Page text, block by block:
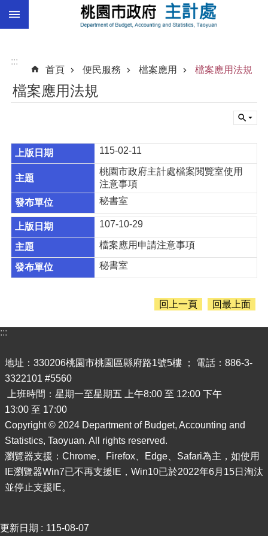
跳到主要內容區塊
計
算
進
階
搜
尋
訊
息
公
識
處
機
通
訊
錄
業
務
資
便
:::
首頁
便民服務 檔案應用 檔案應用法規
檔案應用法規
115-02-11
桃園市政府主計處檔案閱覽室使用
注意事項
秘書室
107-10-29
檔案應用申請注意事項
秘書室
回上一頁 回最上面
:::
地址：330206桃園市桃園區縣府路1號5樓 ； 電話：886-3-
3322101 #5560
上班時間：星期一至星期五 上午8:00 至 12:00 下午
13:00 至 17:00
Copyright © 2024 Department of Budget, Accounting and
Statistics, Taoyuan. All rights reserved.
瀏覽器支援：Chrome、Firefox、Edge、Safari為主，如使用
IE瀏覽器Win7已不再支援IE，Win10已於2022年6月15日淘汰
並停止支援IE。
更新日期 115-08-07